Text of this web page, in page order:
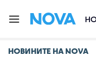
НОВИНИТЕ НА NOVA